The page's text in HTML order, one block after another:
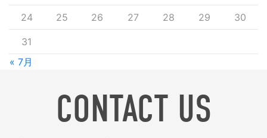
« 7月
24 25 26 27 28 29 30
31
CONTACT US